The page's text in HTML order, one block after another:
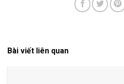
Bài viết liên quan